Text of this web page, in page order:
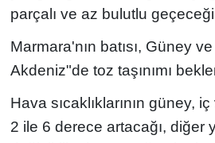
parçalı ve az bulutlu
Marmara'nın batısı, Güney ve
Akdeniz"de toz taşınımı
Hava sıcaklıklarının güney,
2 ile 6 derece artacağı, diğer